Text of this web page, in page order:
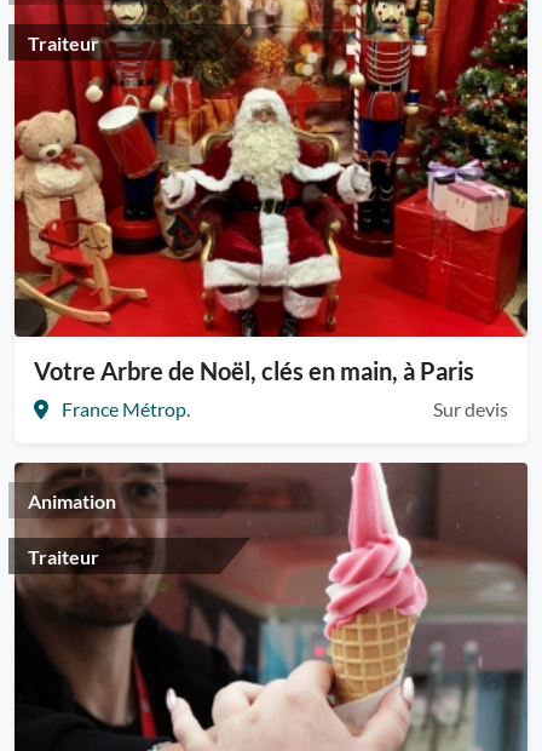
Traiteur
Votre Arbre de Noël, clés en main, à Paris
France Métrop. Sur devis
Animation
Traiteur